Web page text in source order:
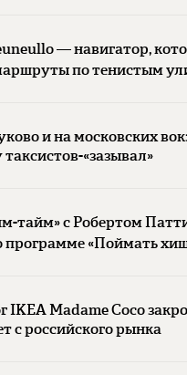
— навигатор,
по тенистым
и на московских
«зазывал»
тайм» с Робертом
программе «Поймать
IKEA Madame Coco
с российского рынка